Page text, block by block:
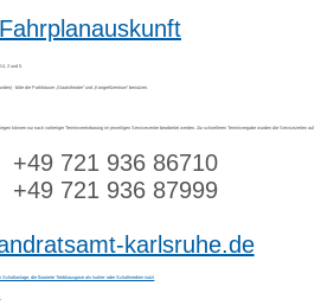
2 und 5.
- bitte die Parkhäuser „Staatstheater“ und „Kongreßzentrum“ benutzen.
können nur nach vorheriger Terminvereinbarung im jeweiligen Servicecenter bearbeitet werden. Zur schnelleren Terminvergabe wurden die Servicezeiten auf
+49 721 936 86710
+49 721 936 87999
karlsruhe.de
die fluorierte Treibhausgase als Isolier- oder Schaltmedien nutzt